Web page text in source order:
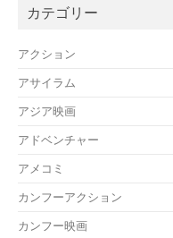
カテゴリー
アクション
アサイラム
アジア映画
アドベンチャー
アメコミ
カンフーアクション
カンフー映画